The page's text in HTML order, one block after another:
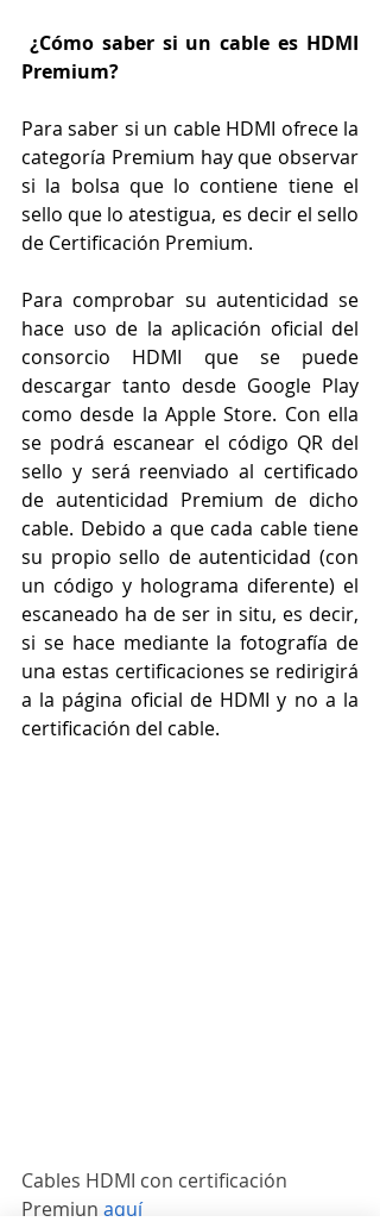
¿Cómo saber si un cable es HDMI
Premium?
Para saber si un cable HDMI ofrece la
categoría Premium hay que observar
si la bolsa que lo contiene tiene el
sello que lo atestigua, es decir el sello
de Certificación Premium.
Para comprobar su autenticidad se
hace uso de la aplicación oficial del
consorcio HDMI que se puede
descargar tanto desde Google Play
como desde la Apple Store. Con ella
se podrá escanear el código QR del
sello y será reenviado al certificado
de autenticidad Premium de dicho
cable. Debido a que cada cable tiene
su propio sello de autenticidad (con
un código y holograma diferente) el
escaneado ha de ser in situ, es decir,
si se hace mediante la fotografía de
una estas certificaciones se redirigirá
a la página oficial de HDMI y no a la
certificación del cable.
Cables HDMI con certificación
Premiun aquí